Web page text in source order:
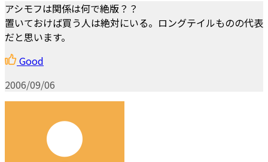
アシモフは関係は何で絶版？？
置いておけば買う人は絶対にいる。ロングテイルものの代表
だと思います。
Good
2006/09/06